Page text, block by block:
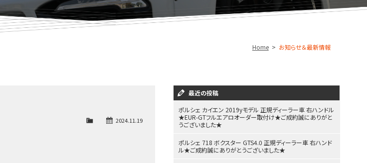
Home お知らせ＆最新情報
2024.11.19
最近の投稿
ポルシェ カイエン 2019yモデル 正規ディーラー車 右ハンドル
★EUR-GTフルエアロオーダー取付け★ご成約誠にありがと
うございました★
ポルシェ 718 ボクスター GTS4.0 正規ディーラー車 右ハンド
ル★ご成約誠にありがとうございました★